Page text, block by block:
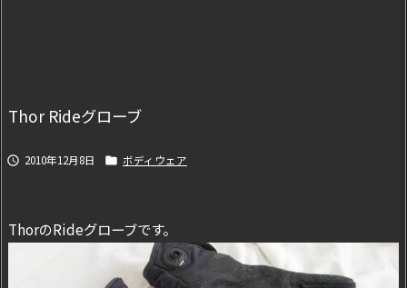
Thor Rideグローブ
 2010年12月8日  ボディウェア
ThorのRideグローブです。